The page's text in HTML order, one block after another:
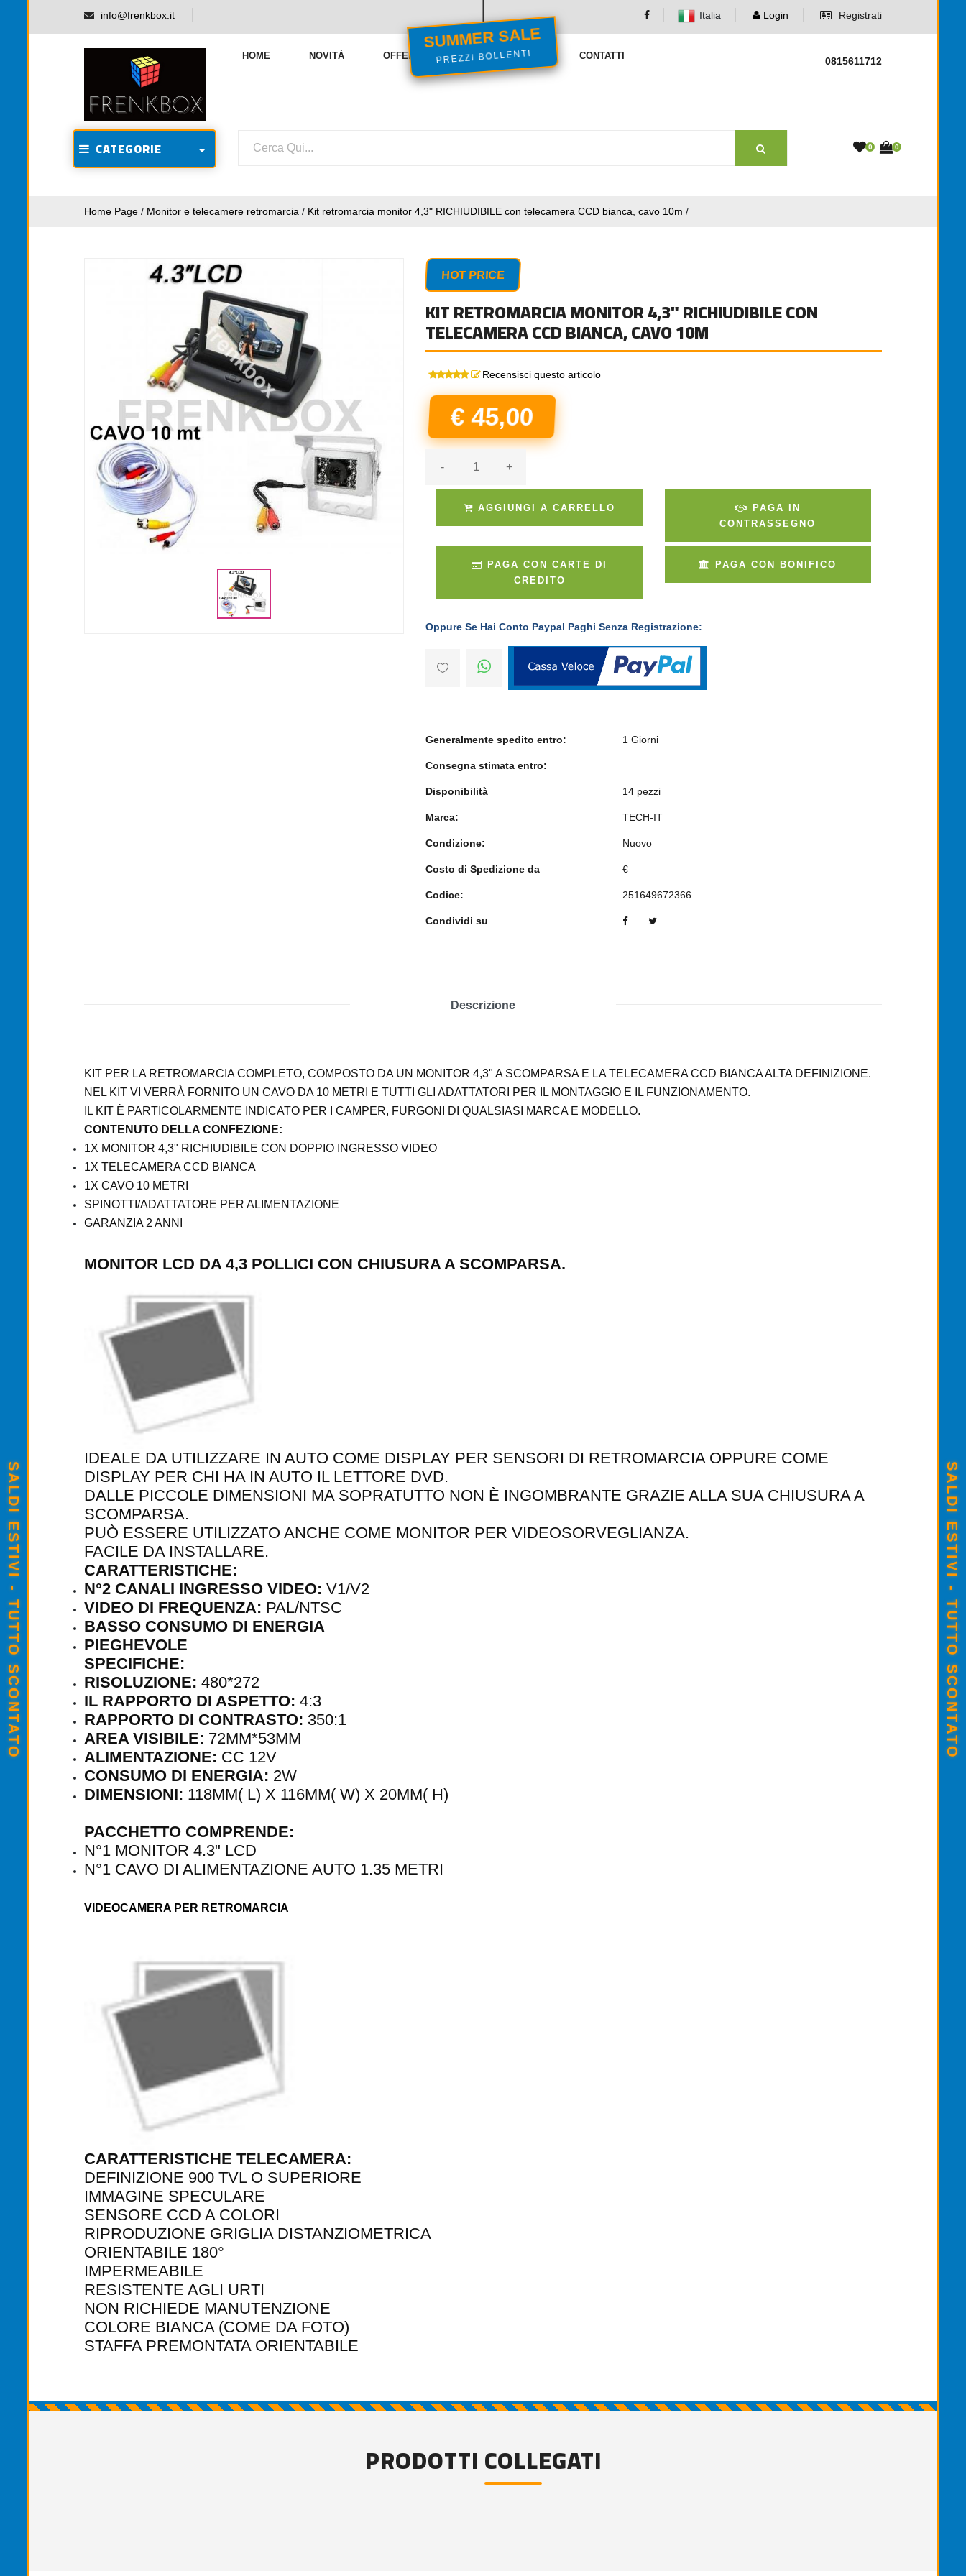
SUMMER SALE
PREZZI BOLLENTI
info@frenkbox.it Italia Login Registrati
HOME NOVITÀ OFFERTE VENDITE FLASH CONTATTI 0815611712
CATEGORIE 0 0
Home Page / Monitor e telecamere retromarcia / Kit retromarcia monitor 4,3" RICHIUDIBILE con telecamera CCD bianca, cavo 10m /
HOT PRICE
KIT RETROMARCIA MONITOR 4,3" RICHIUDIBILE CON
TELECAMERA CCD BIANCA, CAVO 10M
Recensisci questo articolo
€ 45,00
- +
AGGIUNGI A CARRELLO
CONTRASSEGNO
CREDITO
PAGA CON BONIFICO
Oppure Se Hai Conto Paypal Paghi Senza Registrazione:
Generalmente spedito entro: 1 Giorni
Consegna stimata entro:
Disponibilità 14 pezzi
Marca: TECH-IT
Condizione: Nuovo
Costo di Spedizione da €
Codice: 251649672366
Condividi su
Descrizione
KIT PER LA RETROMARCIA COMPLETO, COMPOSTO DA UN MONITOR 4,3" A SCOMPARSA E LA TELECAMERA CCD BIANCA ALTA DEFINIZIONE.
NEL KIT VI VERRÀ FORNITO UN CAVO DA 10 METRI E TUTTI GLI ADATTATORI PER IL MONTAGGIO E IL FUNZIONAMENTO.
IL KIT È PARTICOLARMENTE INDICATO PER I CAMPER, FURGONI DI QUALSIASI MARCA E MODELLO.
CONTENUTO DELLA CONFEZIONE:
1X MONITOR 4,3" RICHIUDIBILE CON DOPPIO INGRESSO VIDEO
1X TELECAMERA CCD BIANCA
1X CAVO 10 METRI
SPINOTTI/ADATTATORE PER ALIMENTAZIONE
GARANZIA 2 ANNI
MONITOR LCD DA 4,3 POLLICI CON CHIUSURA A SCOMPARSA.
IDEALE DA UTILIZZARE IN AUTO COME DISPLAY PER SENSORI DI RETROMARCIA OPPURE COME
DISPLAY PER CHI HA IN AUTO IL LETTORE DVD.
DALLE PICCOLE DIMENSIONI MA SOPRATUTTO NON È INGOMBRANTE GRAZIE ALLA SUA CHIUSURA A
SCOMPARSA.
PUÒ ESSERE UTILIZZATO ANCHE COME MONITOR PER VIDEOSORVEGLIANZA.
FACILE DA INSTALLARE.
CARATTERISTICHE:
N°2 CANALI INGRESSO VIDEO: V1/V2
VIDEO DI FREQUENZA: PAL/NTSC
BASSO CONSUMO DI ENERGIA
PIEGHEVOLE
SPECIFICHE:
RISOLUZIONE: 480*272
IL RAPPORTO DI ASPETTO: 4:3
RAPPORTO DI CONTRASTO: 350:1
AREA VISIBILE: 72MM*53MM
ALIMENTAZIONE: CC 12V
CONSUMO DI ENERGIA: 2W
DIMENSIONI: 118MM( L) X 116MM( W) X 20MM( H)
PACCHETTO COMPRENDE:
N°1 MONITOR 4.3" LCD
N°1 CAVO DI ALIMENTAZIONE AUTO 1.35 METRI
VIDEOCAMERA PER RETROMARCIA
CARATTERISTICHE TELECAMERA:
DEFINIZIONE 900 TVL O SUPERIORE
IMMAGINE SPECULARE
SENSORE CCD A COLORI
RIPRODUZIONE GRIGLIA DISTANZIOMETRICA
ORIENTABILE 180°
IMPERMEABILE
RESISTENTE AGLI URTI
NON RICHIEDE MANUTENZIONE
COLORE BIANCA (COME DA FOTO)
STAFFA PREMONTATA ORIENTABILE
PRODOTTI COLLEGATI
SALDI ESTIVI - TUTTO SCONTATO SALDI ESTIVI - TUTTO SCONTATO